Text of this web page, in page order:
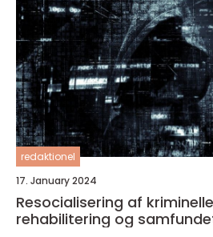
redaktionel
17. January 2024
Resocialisering af
rehabilitering og